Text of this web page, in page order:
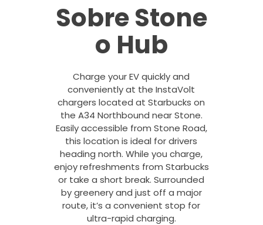
Sobre Stone
o Hub
Charge your EV quickly and
conveniently at the InstaVolt
chargers located at Starbucks on
the A34 Northbound near Stone.
Easily accessible from Stone Road,
this location is ideal for drivers
heading north. While you charge,
enjoy refreshments from Starbucks
or take a short break. Surrounded
by greenery and just off a major
route, it’s a convenient stop for
ultra-rapid charging.